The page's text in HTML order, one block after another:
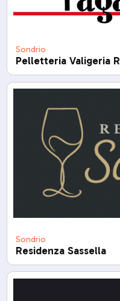
Sondrio
Pelletteria Valigeria
Sondrio
Residenza Sassella